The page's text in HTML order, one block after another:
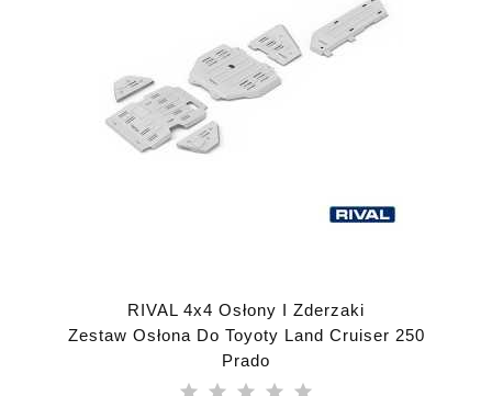
RIVAL 4x4 Osłony I Zderzaki
Zestaw Osłona Do Toyoty Land Cruiser 250
Prado